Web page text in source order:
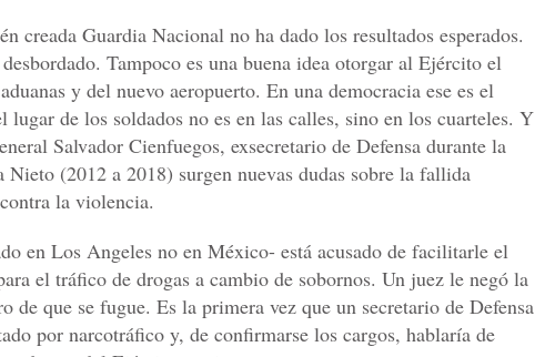
creada Guardia Nacional no ha dado los resultados esperados.
Tampoco es una buena idea otorgar al Ejército el
y del nuevo aeropuerto. En una democracia ese es el
lugar de los soldados no es en las calles, sino en los cuarteles. Y
Salvador Cienfuegos, exsecretario de Defensa durante la
Nieto (2012 a 2018) surgen nuevas dudas sobre la fallida
la violencia.
en Los Angeles no en México- está acusado de facilitarle el
el tráfico de drogas a cambio de sobornos. Un juez le negó la
de que se fugue. Es la primera vez que un secretario de Defensa
por narcotráfico y, de confirmarse los cargos, hablaría de